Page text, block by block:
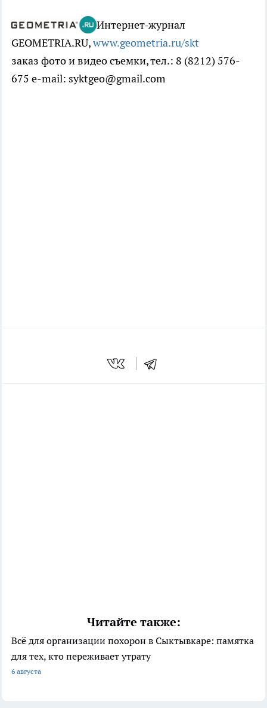
Интернет-журнал
GEOMETRIA.RU,www.geometria.ru/skt
заказ фото и видео съемки, тел.: 8 (8212) 576-
675 e-mail: syktgeo@gmail.com
Читайте также:
Всё для организации похорон в Сыктывкаре: памятка
для тех, кто переживает утрату
6 августа